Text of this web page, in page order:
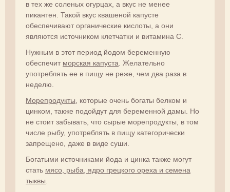
в тех же соленых огурцах, а вкус не менее
пикантен. Такой вкус квашеной капусте
обеспечивают органические кислоты, а они
являются источником клетчатки и витамина С.
Нужным в этот период йодом беременную
обеспечит морская капуста . Желательно
употреблять ее в пищу не реже, чем два раза в
неделю.
Морепродукты , которые очень богаты белком и
цинком, также подойдут для беременной дамы. Но
не стоит забывать, что сырые морепродукты, в том
числе рыбу, употреблять в пищу категорически
запрещено, даже в виде суши.
Богатыми источниками йода и цинка также могут
стать мясо, рыба, ядро грецкого ореха и семена
тыквы